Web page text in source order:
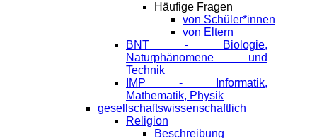
Häufige Fragen
von Schüler*innen
von Eltern
BNT - Biologie,
Naturphänomene und
Technik
IMP - Informatik,
Mathematik, Physik
gesellschaftswissenschaftlich
Religion
Beschreibung